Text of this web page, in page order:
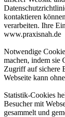
kontaktieren
verarbeiten. Ihre
www.praxisnah.de
Notwendige
machen, indem sie
Zugriff auf sichere
Webseite kann
Statistik-Cookies
Besucher mit
gesammelt und